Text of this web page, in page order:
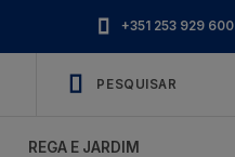
+351 253 929 600
REGA E JARDIM